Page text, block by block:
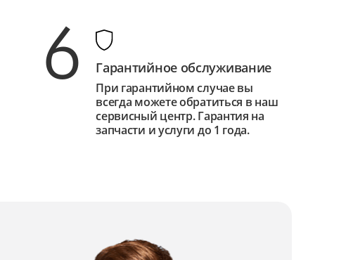
6 Гарантийное обслуживание
При гарантийном случае вы
всегда можете обратиться в наш
сервисный центр. Гарантия на
запчасти и услуги до 1 года.